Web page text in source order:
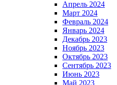
Апрель 2024
Март 2024
Февраль 2024
Январь 2024
Декабрь 2023
Ноябрь 2023
Октябрь 2023
Сентябрь 2023
Июнь 2023
Май 2023